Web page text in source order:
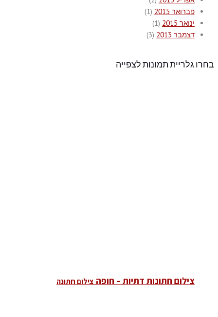
פברואר 2015
(1)
ינואר 2015
(1)
דצמבר 2013
(3)
בחרו גלריית תמונות לצפייה
צילום חתונות דתיות – חופה צילום חתונה